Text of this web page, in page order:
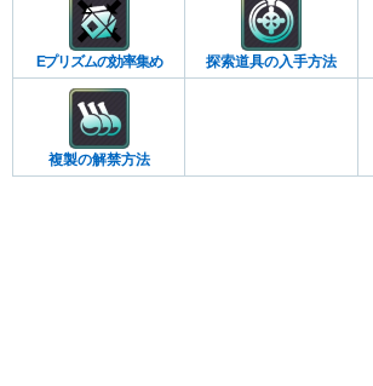
Eプリズムの効率集め 探索道具の入手方法
複製の解禁方法